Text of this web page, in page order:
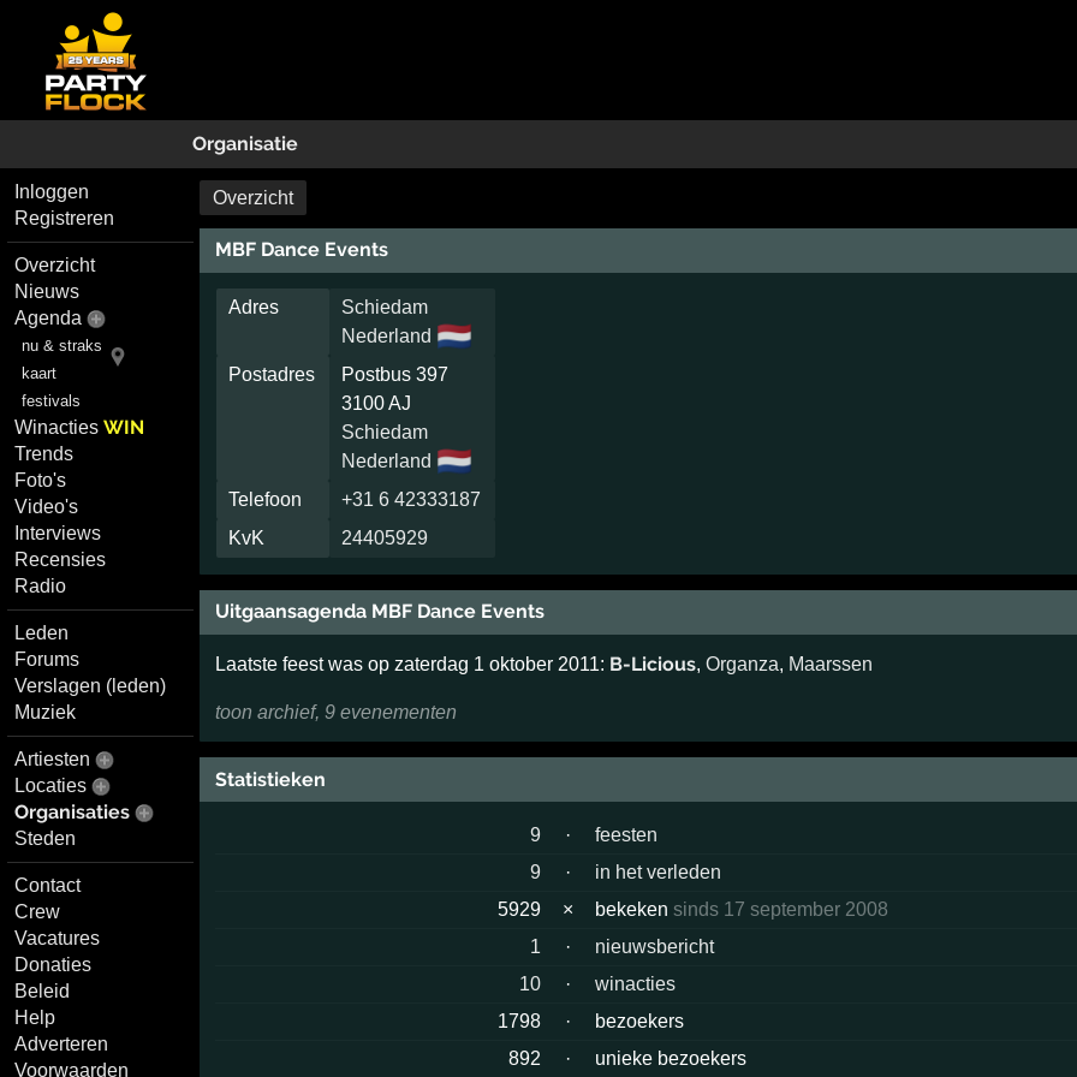
Organisatie
Inloggen
Registreren
Overzicht
Nieuws
Agenda
nu & straks
kaart
festivals
WinactiesWIN
Trends
Foto's
Video's
Interviews
Recensies
Radio
Leden
Forums
Verslagen (leden)
Muziek
Artiesten
Locaties
Organisaties
Steden
Contact
Crew
Vacatures
Donaties
Beleid
Help
Adverteren
Voorwaarden
Overzicht
MBF Dance Events
Adres
Schiedam
Nederland 🇳🇱
Postadres
Postbus 397
3100 AJ
Schiedam
Nederland 🇳🇱
Telefoon
+31 6 42333187
KvK
24405929
Uitgaansagenda MBF Dance Events
Laatste feest was op zaterdag 1 oktober 2011: B-Licious, Organza, Maarssen
toon archief, 9 evenementen
Statistieken
9 ·
feesten
9
·
in het verleden
5929
× bekekensinds 17 september 2008
1
·
nieuwsbericht
10
·
winacties
1798
·
bezoekers
892
·
unieke bezoekers